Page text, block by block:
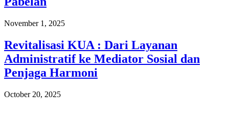
November 1, 2025
Revitalisasi KUA : Dari Layanan
Administratif ke Mediator Sosial dan
Penjaga Harmoni
October 20, 2025